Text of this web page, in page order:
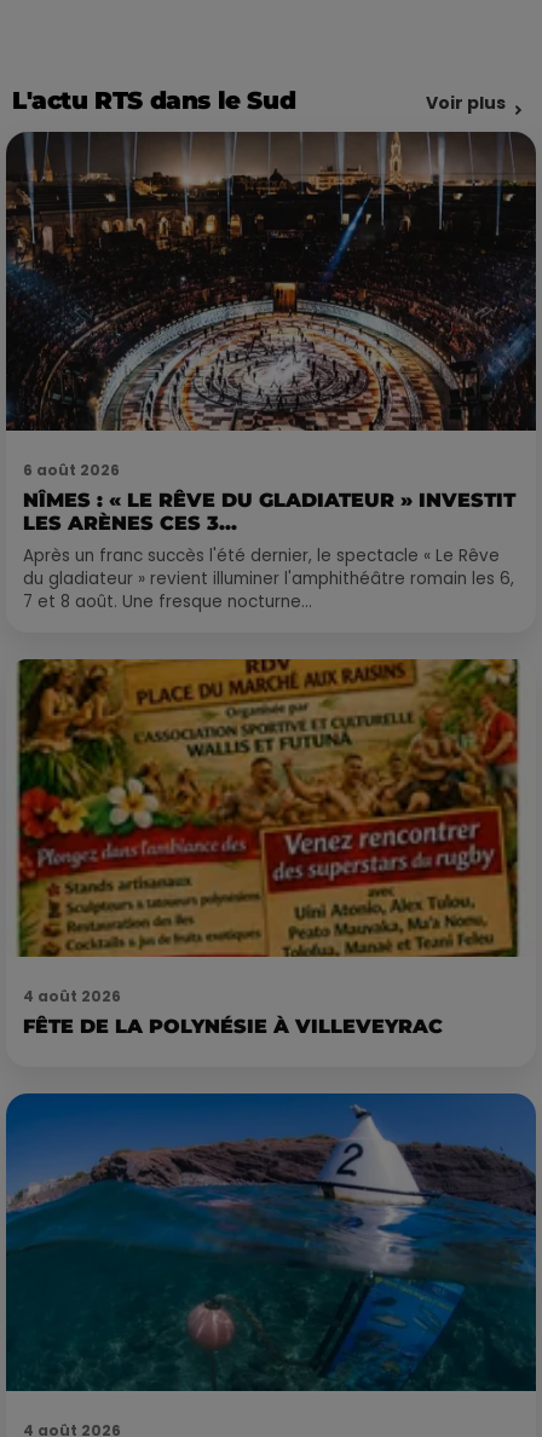
L'actu RTS dans le Sud Voir plus
6 août 2026
NÎMES : « LE RÊVE DU GLADIATEUR » INVESTIT
LES ARÈNES CES 3...
Après un franc succès l'été dernier, le spectacle « Le Rêve
du gladiateur » revient illuminer l'amphithéâtre romain les 6,
7 et 8 août. Une fresque nocturne...
4 août 2026
FÊTE DE LA POLYNÉSIE À VILLEVEYRAC
4 août 2026